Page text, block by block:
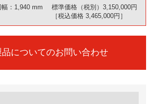
：1,940 mm
標準価格（税別）3,150,000円
［税込価格 3,465,000円］
品についてのお問い合わせ